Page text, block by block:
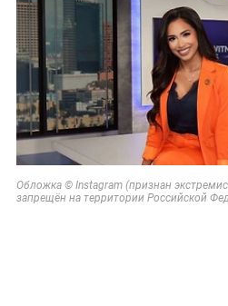
Обложка © Instagram (признан
запрещён на территории Российской